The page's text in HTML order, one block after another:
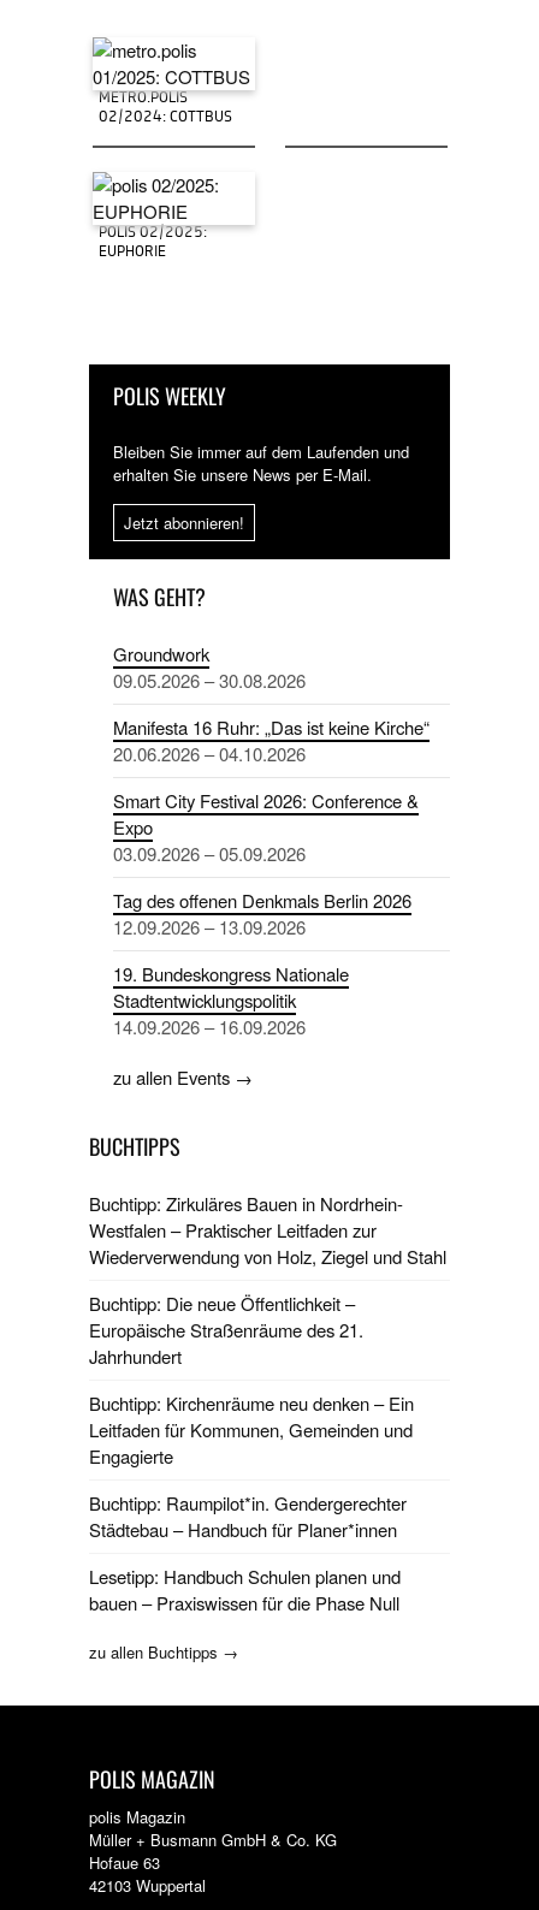
METRO.POLIS
02/2024: COTTBUS
POLIS 02/2025:
EUPHORIE
POLIS WEEKLY
Bleiben Sie immer auf dem Laufenden und
erhalten Sie unsere News per E-Mail.
Jetzt abonnieren!
WAS GEHT?
Groundwork
09.05.2026 – 30.08.2026
Manifesta 16 Ruhr: „Das ist keine Kirche“
20.06.2026 – 04.10.2026
Smart City Festival 2026: Conference &
Expo
03.09.2026 – 05.09.2026
Tag des offenen Denkmals Berlin 2026
12.09.2026 – 13.09.2026
19. Bundeskongress Nationale
Stadtentwicklungspolitik
14.09.2026 – 16.09.2026
zu allen Events →
BUCHTIPPS
Buchtipp: Zirkuläres Bauen in Nordrhein-
Westfalen – Praktischer Leitfaden zur
Wiederverwendung von Holz, Ziegel und Stahl
Buchtipp: Die neue Öffentlichkeit –
Europäische Straßenräume des 21.
Jahrhundert
Buchtipp: Kirchenräume neu denken – Ein
Leitfaden für Kommunen, Gemeinden und
Engagierte
Buchtipp: Raumpilot*in. Gendergerechter
Städtebau – Handbuch für Planer*innen
Lesetipp: Handbuch Schulen planen und
bauen – Praxiswissen für die Phase Null
zu allen Buchtipps →
POLIS MAGAZIN
polis Magazin
Müller + Busmann GmbH & Co. KG
Hofaue 63
42103 Wuppertal